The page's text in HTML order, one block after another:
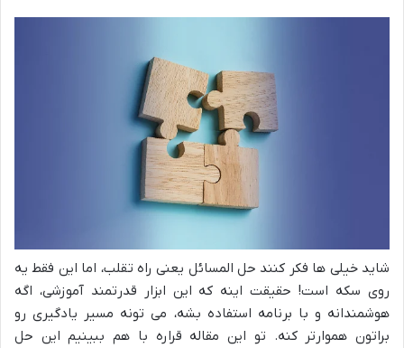
شاید خیلی ها فکر کنند حل المسائل یعنی راه تقلب، اما این فقط یه
روی سکه است! حقیقت اینه که این ابزار قدرتمند آموزشی، اگه
هوشمندانه و با برنامه استفاده بشه، می تونه مسیر یادگیری رو
براتون هموارتر کنه. تو این مقاله قراره با هم ببینیم این حل